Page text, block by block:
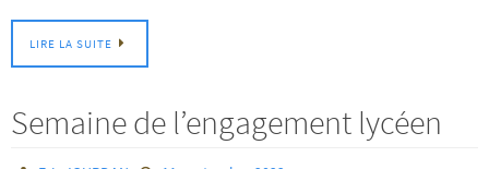
LIRE LA SUITE
Semaine de l’engagement lycéen